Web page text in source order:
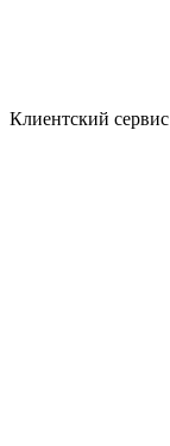
Клиентский сервис